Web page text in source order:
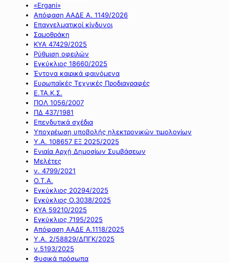
«Ergani»
Απόφαση ΑΑΔΕ Α. 1149/2026
Επαγγελματικοί κίνδυνοι
Σαμοθράκη
ΚΥΑ 47429/2025
Ρύθμιση οφειλών
Εγκύκλιος 18660/2025
Έντονα καιρικά φαινόμενα
Ευρωπαϊκές Τεχνικές Προδιαγραφές
Ε.ΤΑ.Κ.Σ.
ΠΟΛ 1056/2007
ΠΔ 437/1981
Επενδυτικά σχέδια
Υποχρέωση υποβολής ηλεκτρονικών τιμολογίων
Υ.Α. 108657 ΕΞ 2025/2025
Ενιαία Αρχή Δημοσίων Συμβάσεων
Μελέτες
ν. 4799/2021
Ο.Τ.Α.
Εγκύκλιος 20294/2025
Εγκύκλιος Ο.3038/2025
ΚΥΑ 59210/2025
Εγκύκλιος 7195/2025
Απόφαση ΑΑΔΕ Α.1118/2025
Υ.Α. 2/58829/ΔΠΓΚ/2025
ν.5193/2025
Φυσικά πρόσωπα